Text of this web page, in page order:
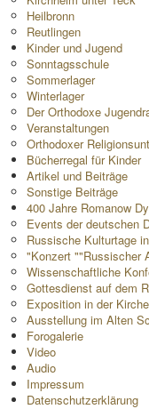
Heilbronn
Reutlingen
Kinder und Jugend
Sonntagsschule
Sommerlager
Winterlager
Der Orthodoxe
Veranstaltungen
Orthodoxer
Bücherregal für Kinder
Artikel und Beiträge
Sonstige Beiträge
400 Jahre Romanow
Events der deutschen
Russische Kulturtage
"Konzert ""Russischer
Wissenschaftliche
Gottesdienst auf dem
Exposition in der Kirche
Ausstellung im Alten
Forogalerie
Video
Audio
Impressum
Datenschutzerklärung